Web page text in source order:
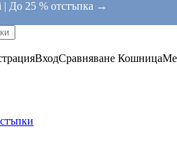
| До 25 % отстъпка →
ВходСравняване Кошница